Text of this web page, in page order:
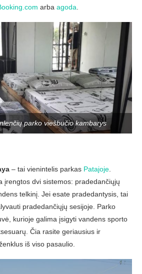
arba agoda
parko viešbučio kambarys
– tai vienintelis parkas Patajoje
įrengtos dvi sistemos: pradedančiųjų
telkinį. Jei esate pradedantysis, tai
pradedančiųjų sesijoje. Parko
kurioje galima įsigyti vandens sporto
Čia rasite geriausius ir
iš viso pasaulio.